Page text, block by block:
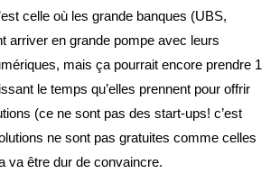
celle où les grande banques (UBS,
arriver en grande pompe avec leurs
mais ça pourrait encore prendre 1
le temps qu’elles prennent pour offrir
(ce ne sont pas des start-ups! c’est
ne sont pas gratuites comme celles
va être dur de convaincre.